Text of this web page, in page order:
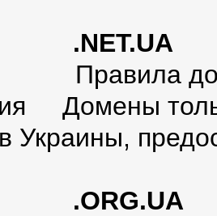
.NET.UA
Правила
Домены
Украины,
.ORG.UA